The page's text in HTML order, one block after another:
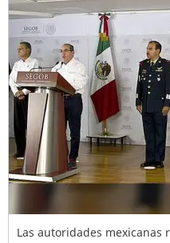
Las autoridades mexicanas